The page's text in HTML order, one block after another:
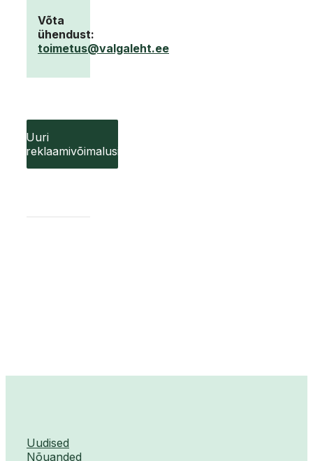
Võta
ühendust:
toimetus@valgaleht.ee
Uuri
reklaamivõimalusi
Uudised
Nõuanded